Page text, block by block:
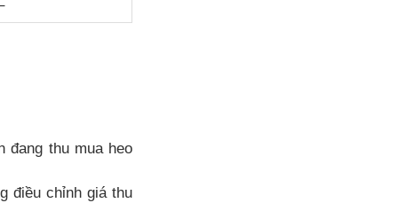
đang thu mua heo
điều chỉnh giá thu